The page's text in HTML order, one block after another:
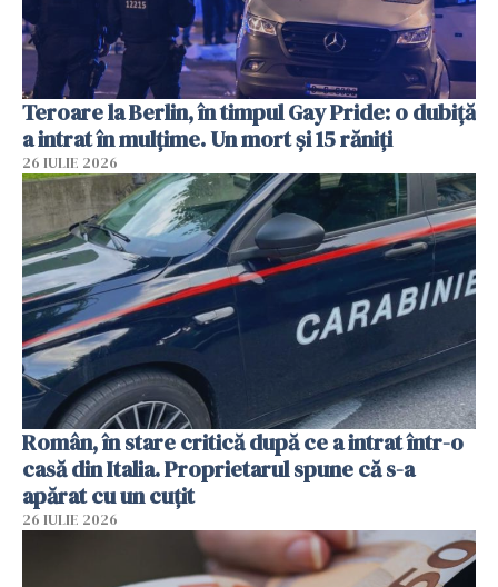
Teroare la Berlin, în timpul Gay Pride: o dubiță
a intrat în mulțime. Un mort și 15 răniți
26 IULIE 2026
Român, în stare critică după ce a intrat într-o
casă din Italia. Proprietarul spune că s-a
apărat cu un cuțit
26 IULIE 2026